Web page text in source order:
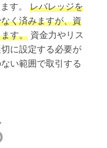
す。 レバレッジを
く済みますが、資
す。 資金力やリス
に設定する必要が
い範囲で取引する